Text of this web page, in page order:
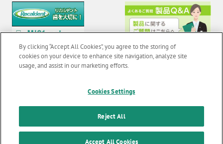
o
o
無断転載禁止 | お問い合わせ
個人情報保護方針| クッキーポリシー| 透明性に関する指針|
クアラルンプール原則対応方針|
By clicking “Accept All Cookies”, you agree to the storing of
cookies on your device to enhance site navigation, analyze site
usage, and assist in our marketing efforts.
Cookies Settings
Reject All
Accept All Cookies